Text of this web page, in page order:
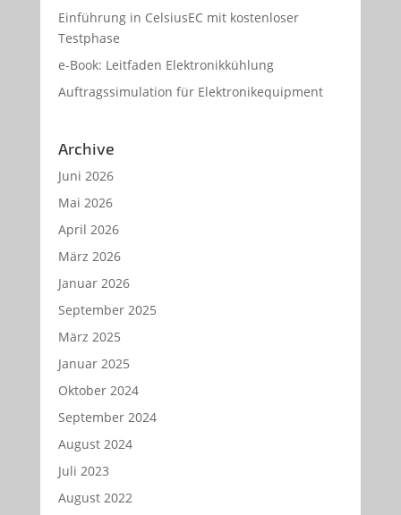
Einführung in CelsiusEC mit kostenloser
Testphase
e-Book: Leitfaden Elektronikkühlung
Auftragssimulation für Elektronikequipment
Archive
Juni 2026
Mai 2026
April 2026
März 2026
Januar 2026
September 2025
März 2025
Januar 2025
Oktober 2024
September 2024
August 2024
Juli 2023
August 2022